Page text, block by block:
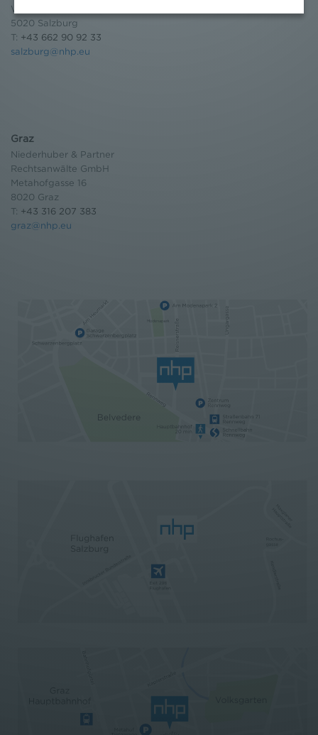
Wilhelm-Spazier-Straße 2a
5020 Salzburg
T: +43 662 90 92 33
salzburg@nhp.eu
Graz
Niederhuber & Partner
Rechtsanwälte GmbH
Metahofgasse 16
8020 Graz
T: +43 316 207 383
graz@nhp.eu
werden können. Zudem finden Sie am
Bildschirmrand ein Cookie-Icon wo Sie jederzeit Ihre
Einwilligung widerrufen und Widerspruch ausüben.